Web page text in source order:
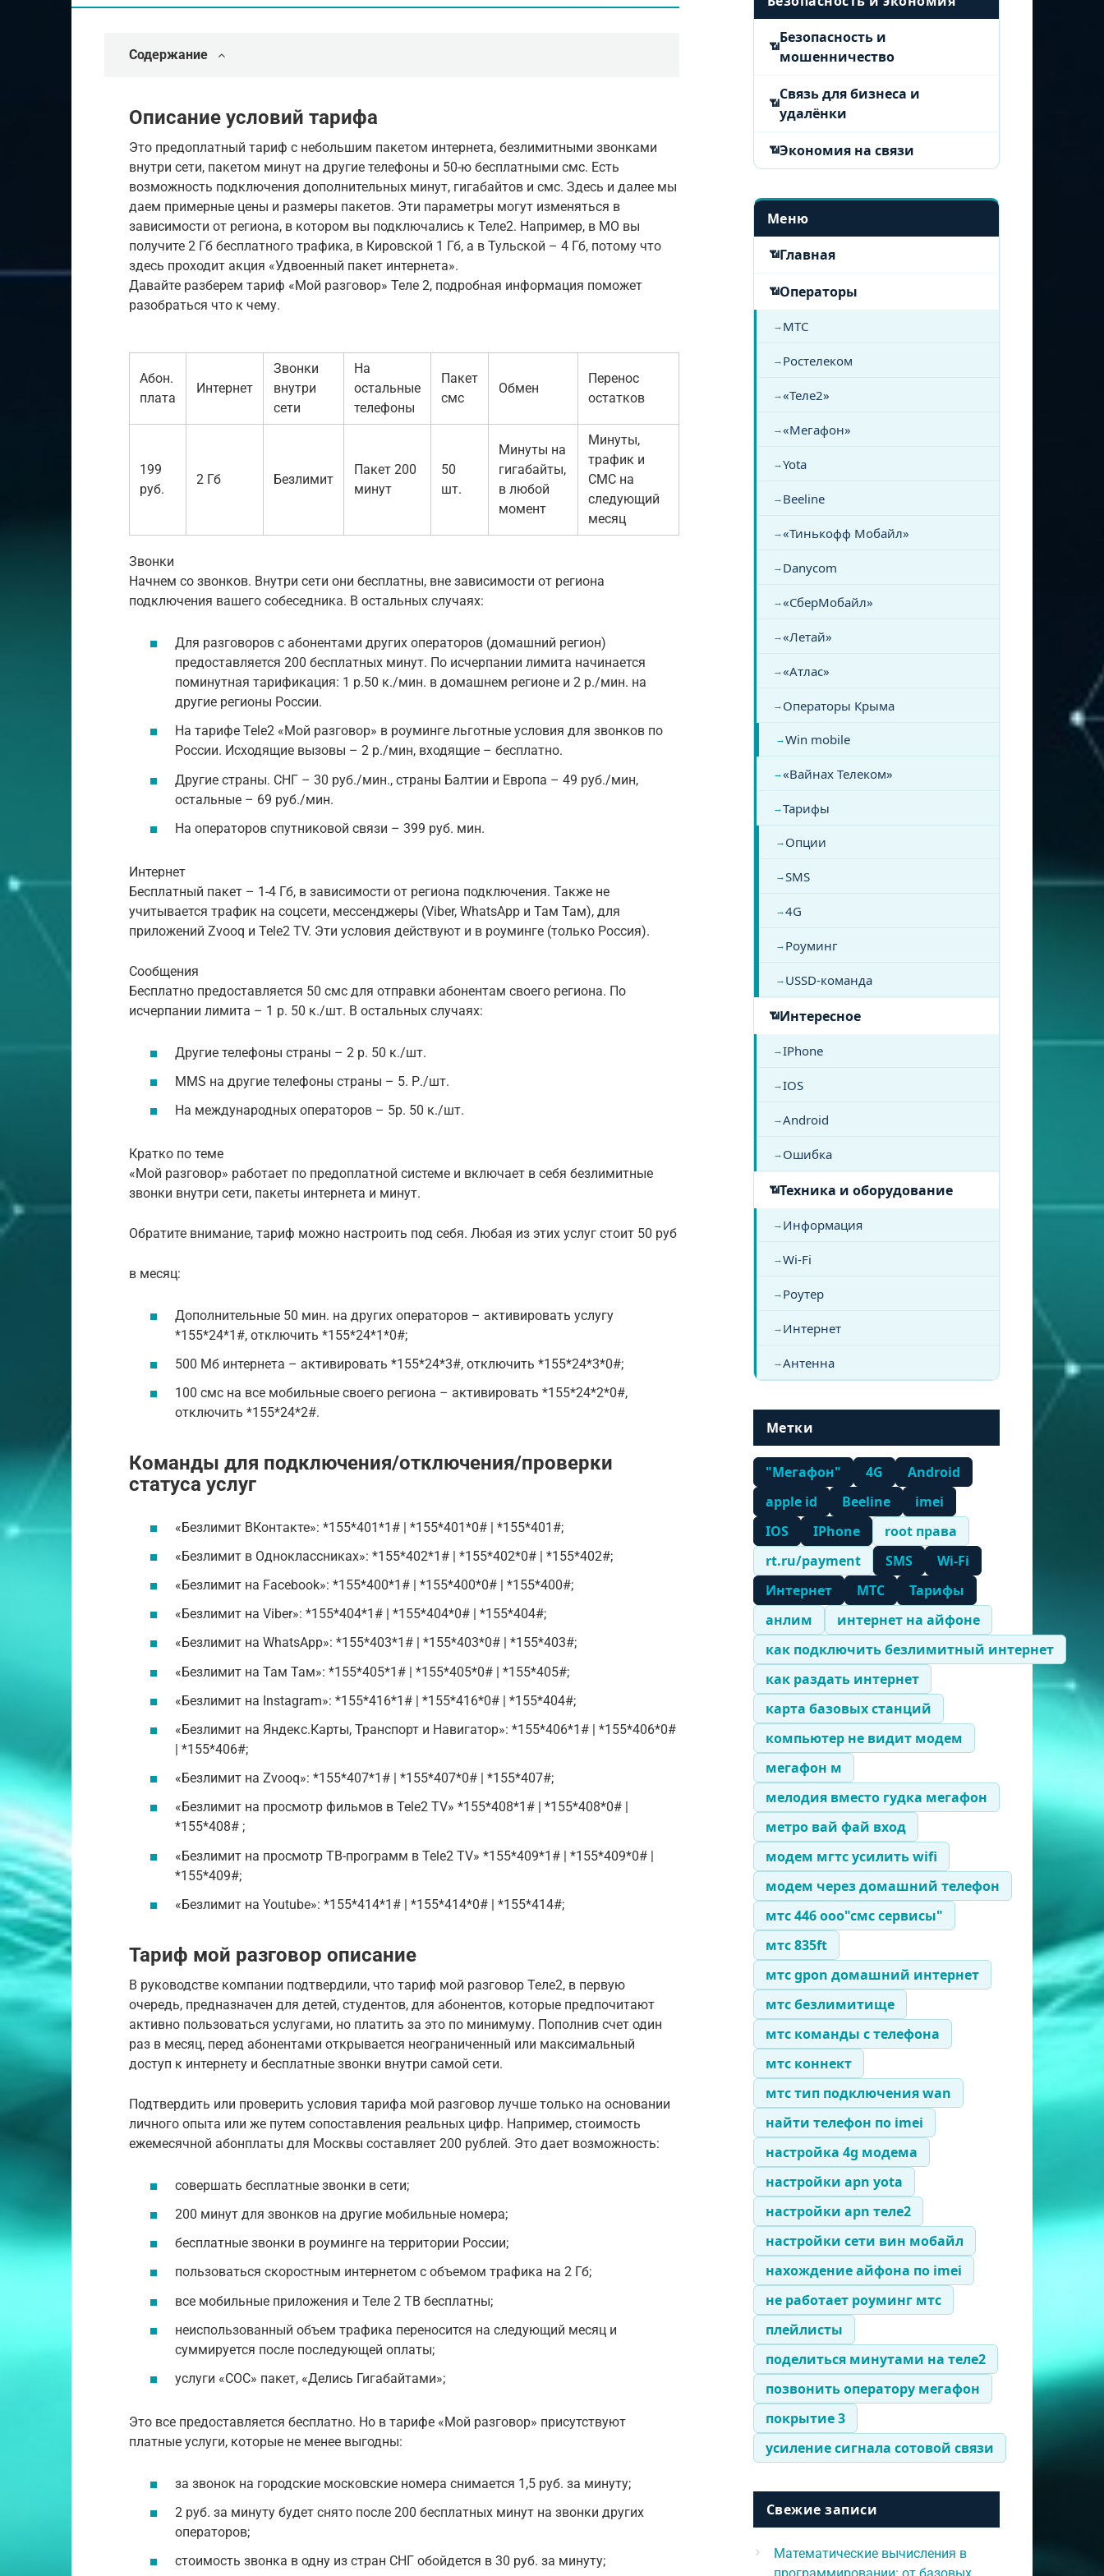
Содержание
Описание условий тарифа
Это предоплатный тариф с небольшим пакетом интернета, безлимитными звонками
внутри сети, пакетом минут на другие телефоны и 50-ю бесплатными смс. Есть
возможность подключения дополнительных минут, гигабайтов и смс. Здесь и далее мы
даем примерные цены и размеры пакетов. Эти параметры могут изменяться в
зависимости от региона, в котором вы подключались к Теле2. Например, в МО вы
получите 2 Гб бесплатного трафика, в Кировской 1 Гб, а в Тульской – 4 Гб, потому что
здесь проходит акция «Удвоенный пакет интернета».
Давайте разберем тариф «Мой разговор» Теле 2, подробная информация поможет
разобраться что к чему.
Абон.
плата
Интернет
Звонки
внутри
сети
На
остальные
телефоны
Пакет
смс
Обмен
Перенос
остатков
199
руб.
2 Гб Безлимит
Пакет 200
минут
50
шт.
Минуты на
гигабайты,
в любой
момент
Минуты,
трафик и
СМС на
следующий
месяц
Звонки
Начнем со звонков. Внутри сети они бесплатны, вне зависимости от региона
подключения вашего собеседника. В остальных случаях:
Для разговоров с абонентами других операторов (домашний регион)
предоставляется 200 бесплатных минут. По исчерпании лимита начинается
поминутная тарификация: 1 р.50 к./мин. в домашнем регионе и 2 р./мин. на
другие регионы России.
На тарифе Tele2 «Мой разговор» в роуминге льготные условия для звонков по
России. Исходящие вызовы – 2 р./мин, входящие – бесплатно.
Другие страны. СНГ – 30 руб./мин., страны Балтии и Европа – 49 руб./мин,
остальные – 69 руб./мин.
На операторов спутниковой связи – 399 руб. мин.
Интернет
Бесплатный пакет – 1-4 Гб, в зависимости от региона подключения. Также не
учитывается трафик на соцсети, мессенджеры (Viber, WhatsApp и Там Там), для
приложений Zvooq и Tele2 TV. Эти условия действуют и в роуминге (только Россия).
Сообщения
Бесплатно предоставляется 50 смс для отправки абонентам своего региона. По
исчерпании лимита – 1 р. 50 к./шт. В остальных случаях:
Другие телефоны страны – 2 р. 50 к./шт.
ММS на другие телефоны страны – 5. Р./шт.
На международных операторов – 5р. 50 к./шт.
Кратко по теме
«Мой разговор» работает по предоплатной системе и включает в себя безлимитные
звонки внутри сети, пакеты интернета и минут.
Обратите внимание, тариф можно настроить под себя. Любая из этих услуг стоит 50 руб
в месяц:
Дополнительные 50 мин. на других операторов – активировать услугу
*155*24*1#, отключить *155*24*1*0#;
500 Мб интернета – активировать *155*24*3#, отключить *155*24*3*0#;
100 смс на все мобильные своего региона – активировать *155*24*2*0#,
отключить *155*24*2#.
Команды для подключения/отключения/проверки
статуса услуг
«Безлимит ВКонтакте»: *155*401*1# | *155*401*0# | *155*401#;
«Безлимит в Одноклассниках»: *155*402*1# | *155*402*0# | *155*402#;
«Безлимит на Facebook»: *155*400*1# | *155*400*0# | *155*400#;
«Безлимит на Viber»: *155*404*1# | *155*404*0# | *155*404#;
«Безлимит на WhatsApp»: *155*403*1# | *155*403*0# | *155*403#;
«Безлимит на Там Там»: *155*405*1# | *155*405*0# | *155*405#;
«Безлимит на Instagram»: *155*416*1# | *155*416*0# | *155*404#;
«Безлимит на Яндекс.Карты, Транспорт и Навигатор»: *155*406*1# | *155*406*0#
| *155*406#;
«Безлимит на Zvooq»: *155*407*1# | *155*407*0# | *155*407#;
«Безлимит на просмотр фильмов в Tele2 TV» *155*408*1# | *155*408*0# |
*155*408# ;
«Безлимит на просмотр ТВ-программ в Tele2 TV» *155*409*1# | *155*409*0# |
*155*409#;
«Безлимит на Youtube»: *155*414*1# | *155*414*0# | *155*414#;
Тариф мой разговор описание
В руководстве компании подтвердили, что тариф мой разговор Теле2, в первую
очередь, предназначен для детей, студентов, для абонентов, которые предпочитают
активно пользоваться услугами, но платить за это по минимуму. Пополнив счет один
раз в месяц, перед абонентами открывается неограниченный или максимальный
доступ к интернету и бесплатные звонки внутри самой сети.
Подтвердить или проверить условия тарифа мой разговор лучше только на основании
личного опыта или же путем сопоставления реальных цифр. Например, стоимость
ежемесячной абонплаты для Москвы составляет 200 рублей. Это дает возможность:
совершать бесплатные звонки в сети;
200 минут для звонков на другие мобильные номера;
бесплатные звонки в роуминге на территории России;
пользоваться скоростным интернетом с объемом трафика на 2 Гб;
все мобильные приложения и Теле 2 ТВ бесплатны;
неиспользованный объем трафика переносится на следующий месяц и
суммируется после последующей оплаты;
услуги «СОС» пакет, «Делись Гигабайтами»;
Это все предоставляется бесплатно. Но в тарифе «Мой разговор» присутствуют
платные услуги, которые не менее выгодны:
за звонок на городские московские номера снимается 1,5 руб. за минуту;
2 руб. за минуту будет снято после 200 бесплатных минут на звонки других
операторов;
стоимость звонка в одну из стран СНГ обойдется в 30 руб. за минуту;
Безопасность и
мошенничество
Связь для бизнеса и
удалёнки
Экономия на связи
Меню
Главная
Операторы
МТС
Ростелеком
«Теле2»
«Мегафон»
Yota
Beeline
«Тинькофф Мобайл»
Danycom
«СберМобайл»
«Летай»
«Атлас»
Операторы Крыма
Win mobile
«Вайнах Телеком»
Тарифы
Опции
SMS
4G
Роуминг
USSD-команда
Интересное
IPhone
IOS
Android
Ошибка
Техника и оборудование
Информация
Wi-Fi
Роутер
Интернет
Антенна
Метки
"Мегафон" 4G
Android
apple id
Beeline
imei
IOS
IPhone
root права
rt.ru/payment
SMS
Wi-Fi
Интернет
МТС
Тарифы
анлим
интернет на айфоне
как подключить безлимитный интернет
как раздать интернет
карта базовых станций
компьютер не видит модем
мегафон м
мелодия вместо гудка мегафон
метро вай фай вход
модем мгтс усилить wifi
модем через домашний телефон
мтс 446 ооо"смс сервисы"
мтс 835ft
мтс gpon домашний интернет
мтс безлимитище
мтс команды с телефона
мтс коннект
мтс тип подключения wan
найти телефон по imei
настройка 4g модема
настройки apn yota
настройки apn теле2
настройки сети вин мобайл
нахождение айфона по imei
не работает роуминг мтс
плейлисты
поделиться минутами на теле2
позвонить оператору мегафон
покрытие 3
усиление сигнала сотовой связи
Свежие записи
Математические вычисления в